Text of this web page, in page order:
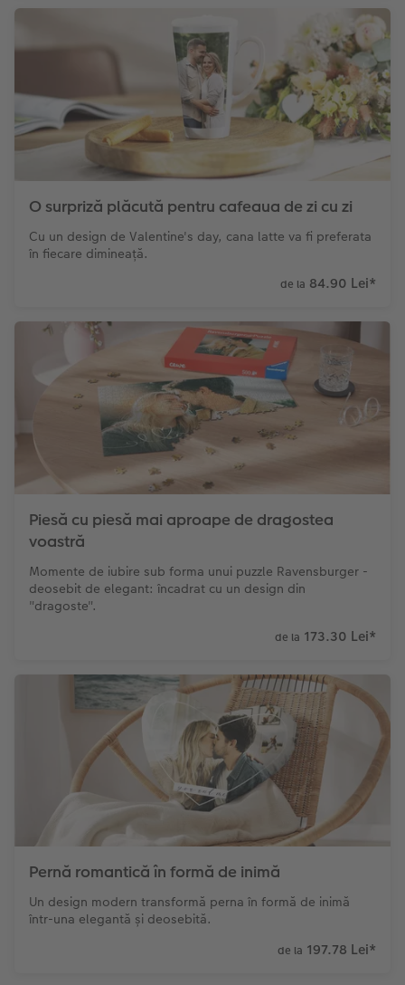
O surpriză plăcută pentru cafeaua de zi cu zi
Cu un design de Valentine's day, cana latte va fi preferata
în fiecare dimineață.
de la 84.90 Lei*
Piesă cu piesă mai aproape de dragostea
voastră
Momente de iubire sub forma unui puzzle Ravensburger -
deosebit de elegant: încadrat cu un design din
"dragoste".
de la 173.30 Lei*
Pernă romantică în formă de inimă
Un design modern transformă perna în formă de inimă
într-una elegantă și deosebită.
de la 197.78 Lei*